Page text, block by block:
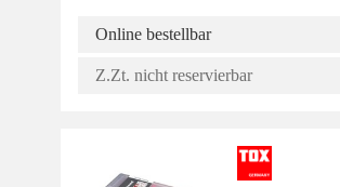
Online bestellbar
Z.Zt. nicht reservierbar